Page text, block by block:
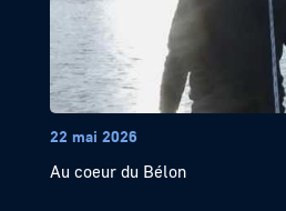
22 mai 2026
Au coeur du Bélon